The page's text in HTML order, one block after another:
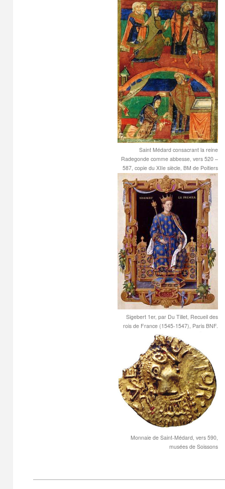
Saint Médard consacrant la reine
Radegonde comme abbesse, vers 520 –
587, copie du XIIe siècle, BM de Poitiers
Sigebert 1er, par Du Tillet, Recueil des
rois de France (1545-1547), Paris BNF.
Monnaie de Saint-Médard, vers 590,
musées de Soissons